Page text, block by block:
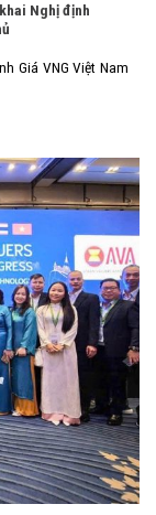
Nghị định
Giá VNG Việt Nam